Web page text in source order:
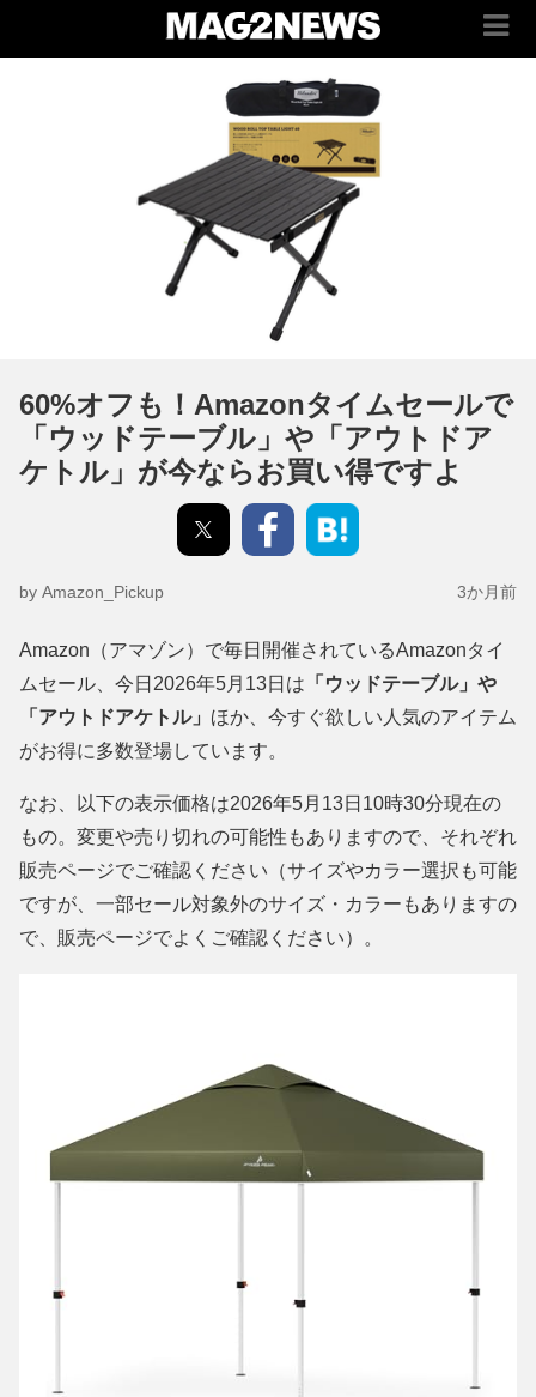
60%オフも！Amazonタイムセールで
「ウッドテーブル」や「アウトドア
ケトル」が今ならお買い得ですよ
by Amazon_Pickup 3か月前
Amazon（アマゾン）で毎日開催されているAmazonタイ
ムセール、今日2026年5月13日は 「ウッドテーブル」や
「アウトドアケトル」 ほか、今すぐ欲しい人気のアイテム
がお得に多数登場しています。
なお、以下の表示価格は2026年5月13日10時30分現在の
もの。変更や売り切れの可能性もありますので、それぞれ
販売ページでご確認ください（サイズやカラー選択も可能
ですが、一部セール対象外のサイズ・カラーもありますの
で、販売ページでよくご確認ください）。